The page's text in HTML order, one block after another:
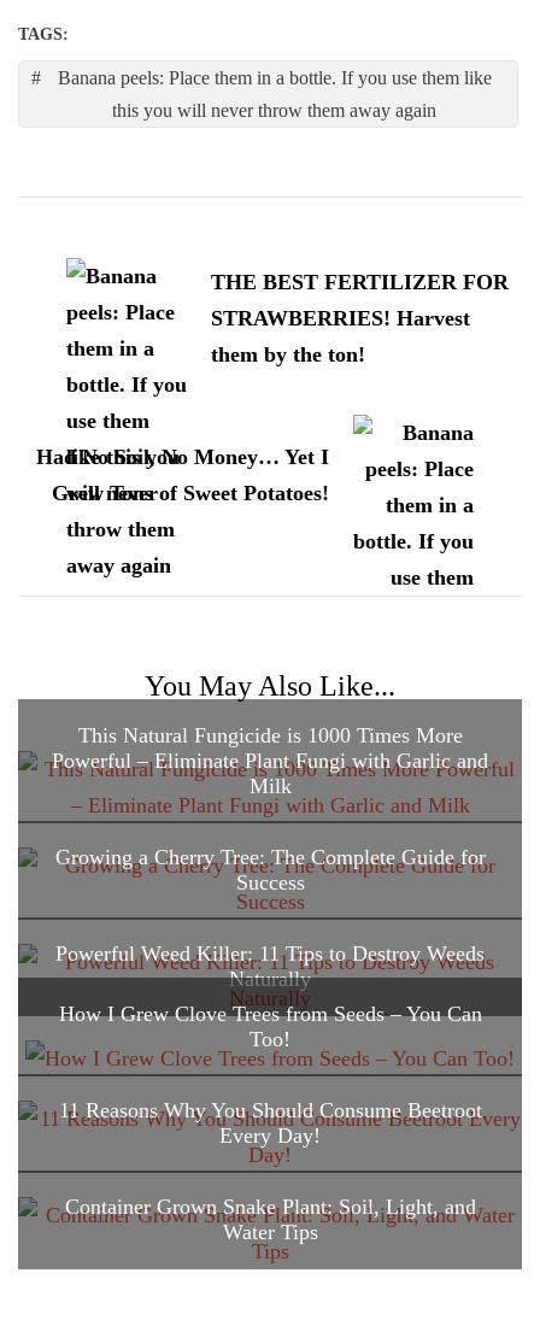
TAGS:
Banana peels: Place them in a bottle. If you use them like
this you will never throw them away again
Navigation
THE BEST FERTILIZER FOR
STRAWBERRIES! Harvest
them by the ton!
Had No Soil, No Money… Yet I
Grew Tons of Sweet Potatoes!
You May Also Like...
This Natural Fungicide is 1000 Times More
Powerful – Eliminate Plant Fungi with Garlic and
Milk
Growing a Cherry Tree: The Complete Guide for
Success
Powerful Weed Killer: 11 Tips to Destroy Weeds
Naturally
How I Grew Clove Trees from Seeds – You Can
Too!
11 Reasons Why You Should Consume Beetroot
Every Day!
Container Grown Snake Plant: Soil, Light, and
Water Tips